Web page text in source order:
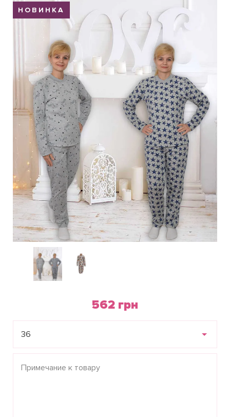
Обмен и возврат
Оптовикам
Контакты
Пн-Пт: с 8.00 до 17.00
(097) 779 44 39
Виктория
(097) 779 44 39
sofiyatextil@gmail.com
г. Горишние Плавни, ул. Строна 3, 2 этаж, София Текстиль
НОВИНКА
562 грн
36